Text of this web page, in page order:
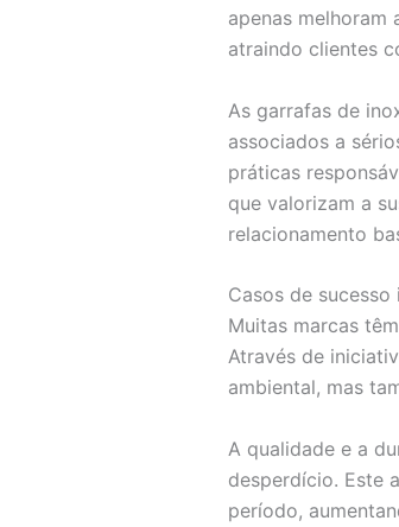
apenas
atraindo clientes
As garrafas de
associados a
práticas
que valorizam a
relacionamento
Casos de
Muitas marcas
Através de
ambiental, mas
A qualidade e a
desperdício. Este
período,